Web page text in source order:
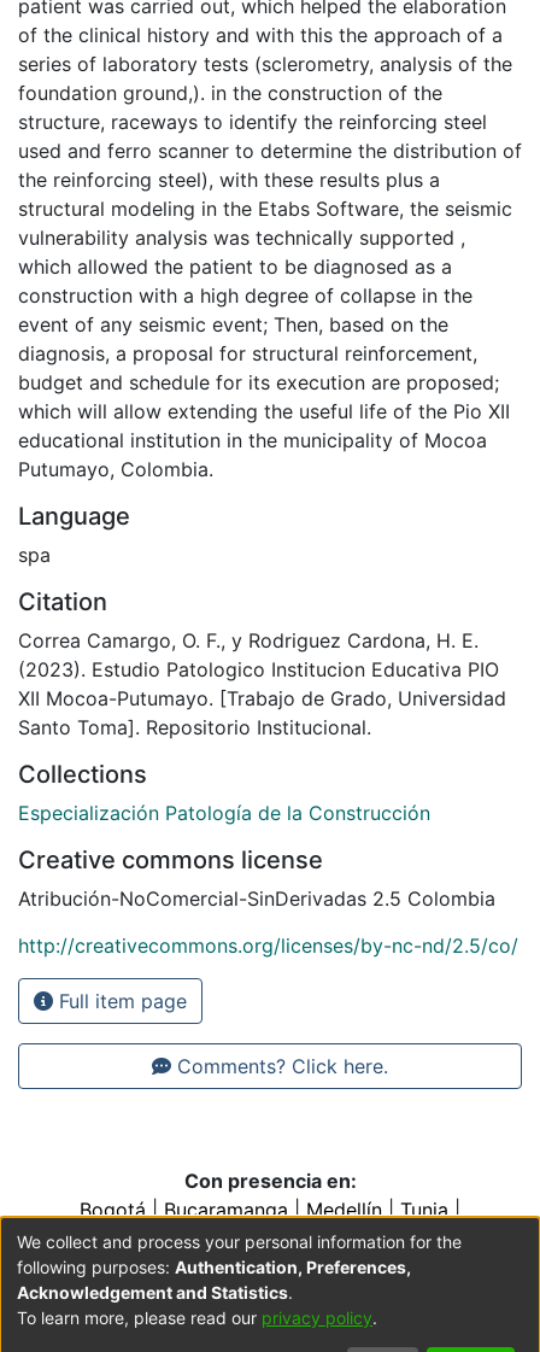
patient was carried out, which helped the elaboration
of the clinical history and with this the approach of a
series of laboratory tests (sclerometry, analysis of the
foundation ground,). in the construction of the
structure, raceways to identify the reinforcing steel
used and ferro scanner to determine the distribution of
the reinforcing steel), with these results plus a
structural modeling in the Etabs Software, the seismic
vulnerability analysis was technically supported ,
which allowed the patient to be diagnosed as a
construction with a high degree of collapse in the
event of any seismic event; Then, based on the
diagnosis, a proposal for structural reinforcement,
budget and schedule for its execution are proposed;
which will allow extending the useful life of the Pio XII
educational institution in the municipality of Mocoa
Putumayo, Colombia.
Language
spa
Citation
Correa Camargo, O. F., y Rodriguez Cardona, H. E.
(2023). Estudio Patologico Institucion Educativa PIO
XII Mocoa-Putumayo. [Trabajo de Grado, Universidad
Santo Toma]. Repositorio Institucional.
Collections
Especialización Patología de la Construcción
Creative commons license
Atribución-NoComercial-SinDerivadas 2.5 Colombia
http://creativecommons.org/licenses/by-nc-nd/2.5/co/
Full item page
Comments? Click here.
Con presencia en:
Bogotá|Bucaramanga|Medellín|Tunja|
Villavicencio|Conventos y Colegios de la Orden de
Predicadores
We collect and process your personal information for the
following purposes: Authentication, Preferences,
Acknowledgement and Statistics.
To learn more, please read our privacy policy.